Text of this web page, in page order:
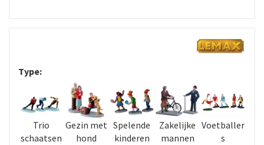
Type:
Trio
schaatsen
Gezin met
hond
Spelende
kinderen
Zakelijke
mannen
Voetballer
s